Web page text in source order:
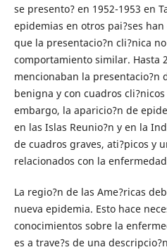
se presento? en 1952-1953 en
epidemias en otros pai?ses
que la presentacio?n cli?nica
comportamiento similar. Hasta
mencionaban la presentacio?n
benigna y con cuadros
embargo, la aparicio?n de
en las Islas Reunio?n y en la
de cuadros graves, ati?picos y
relacionados con la
La regio?n de las Ame?ricas
nueva epidemia. Esto hace
conocimientos sobre la
es a trave?s de una